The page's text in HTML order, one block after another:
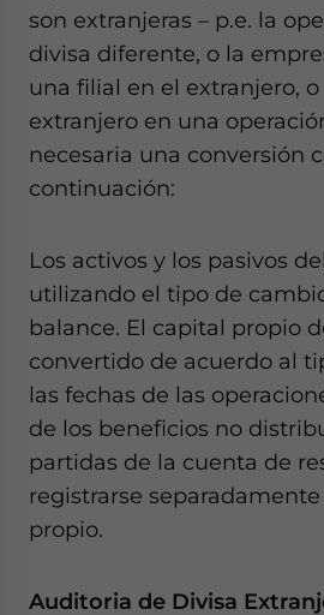
son extranjeras – p.e. la
divisa diferente, o la
una filial en el extranjero,
extranjero en una
necesaria una conversión
continuación:
Los activos y los pasivos
utilizando el tipo de
balance. El capital propio
convertido de acuerdo al
las fechas de las
de los beneficios no
partidas de la cuenta de
registrarse
propio.
Auditoria de Divisa